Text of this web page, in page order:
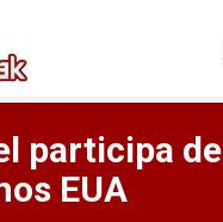
participa de
EUA